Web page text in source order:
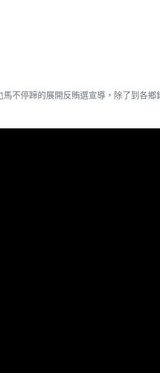
不停蹄的展開反賄選宣導，除了到各